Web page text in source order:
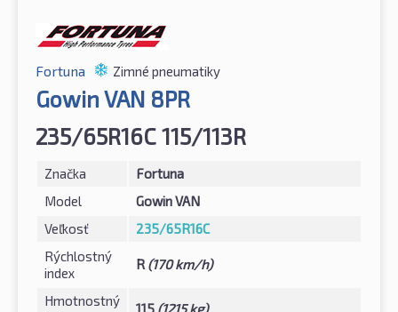
Fortuna Zimné pneumatiky
Gowin VAN 8PR
235/65R16C 115/113R
Značka
Fortuna
Model
Gowin VAN
Veľkosť
235/65R16C
Rýchlostný
index
R (170 km/h)
Hmotnostný
115 (1215 kg)